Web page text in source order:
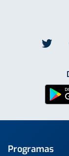
Programas